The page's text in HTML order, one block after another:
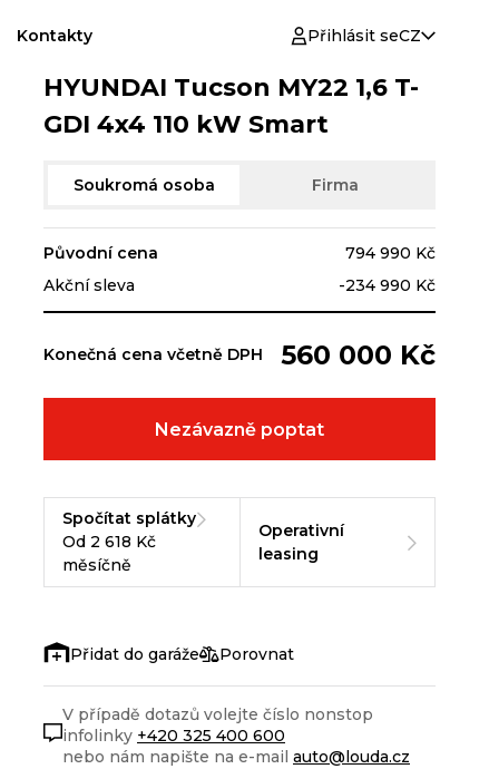
Kontakty Přihlásit seCZ
HYUNDAI Tucson MY22 1,6 T-
GDI 4x4 110 kW Smart
Soukromá osoba Firma
Původní cena
794 990 Kč
Akční sleva
-234 990 Kč
Konečná cena včetně DPH 560 000 Kč
Nezávazně poptat
Spočítat splátky
Od 2 618 Kč
měsíčně
Operativní
leasing
Porovnat
V případě dotazů volejte číslo nonstop
infolinky +420 325 400 600
nebo nám napište na e-mail auto@louda.cz